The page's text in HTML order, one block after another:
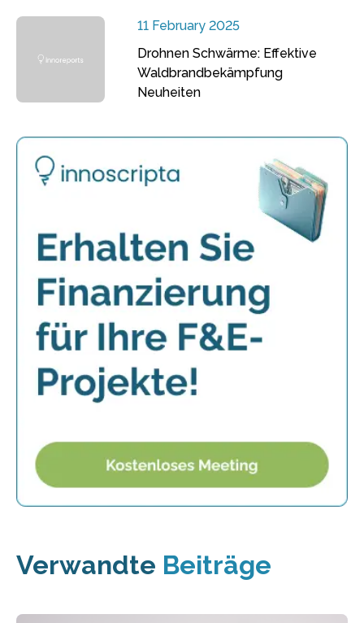
11 February 2025
Drohnen Schwärme: Effektive
Waldbrandbekämpfung
Neuheiten
Verwandte Beiträge